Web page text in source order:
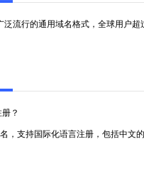
泛流行的通用域名格式，全球用户超
？
，支持国际化语言注册，包括中文的